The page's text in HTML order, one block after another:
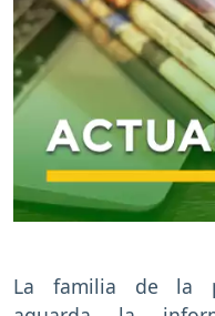
La familia de la